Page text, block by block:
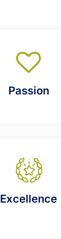
Passion
Excellence